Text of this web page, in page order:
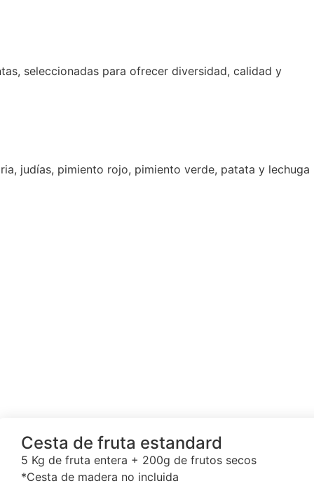
seleccionadas para ofrecer diversidad, calidad y
judías, pimiento rojo, pimiento verde, patata y lechuga
Cesta de fruta estandard
5 Kg de fruta entera + 200g de frutos secos
*Cesta de madera no incluida